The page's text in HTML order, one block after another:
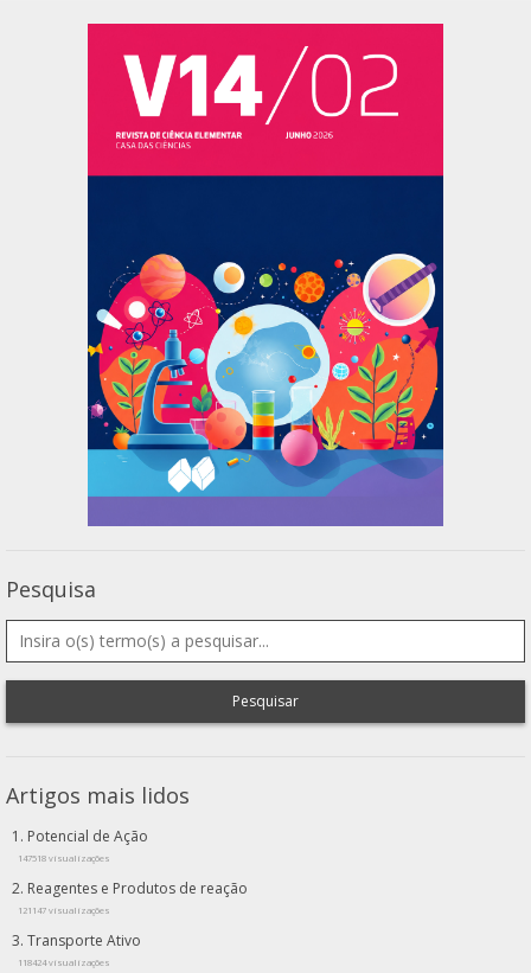
Pesquisa
Pesquisar
Artigos mais lidos
Potencial de Ação
147518 visualizações
Reagentes e Produtos de reação
121147 visualizações
Transporte Ativo
118424 visualizações